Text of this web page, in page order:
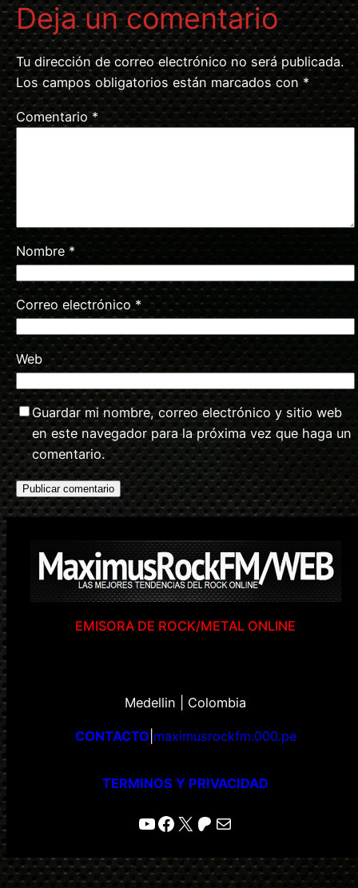
Deja un comentario
Tu dirección de correo electrónico no será publicada.
Los campos obligatorios están marcados con*
Comentario*
Nombre *
Correo electrónico *
Web
Guardar mi nombre, correo electrónico y sitio web
en este navegador para la próxima vez que haga un
comentario.
EMISORA DE ROCK/METAL ONLINE
Medellin | Colombia
CONTACTO maximusrockfm.000.pe
TERMINOS Y PRIVACIDAD
YouTube
Facebook
X Patreon
Correo electrónico